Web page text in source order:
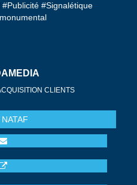
#Signalétique
CLIENTS
NATAF